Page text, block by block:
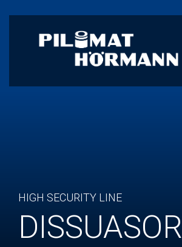
HIGH SECURITY LINE